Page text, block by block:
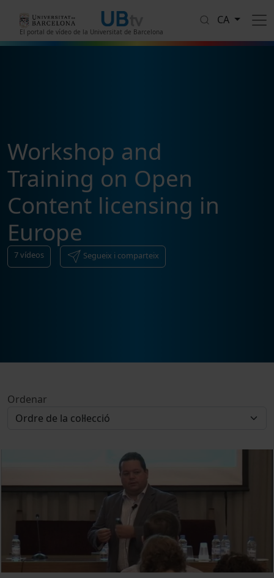
El portal de vídeo de la Universitat de Barcelona
CA
Workshop and
Training on Open
Content licensing in
Europe
7vídeos Segueix i comparteix
Ordenar